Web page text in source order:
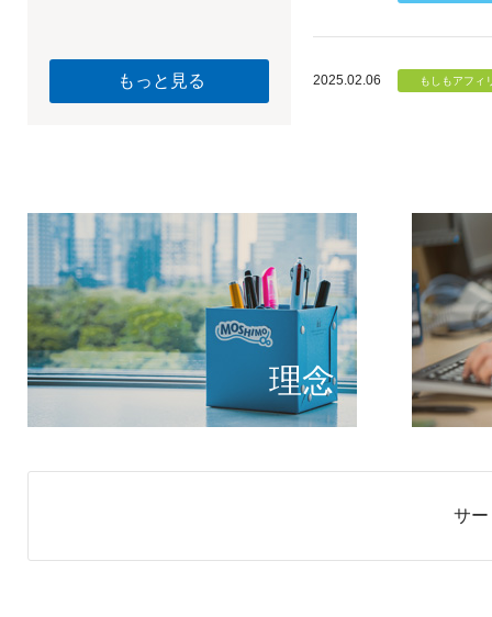
もっと見る 2025.02.06
理念
個のチ
もしもが描く未
サ